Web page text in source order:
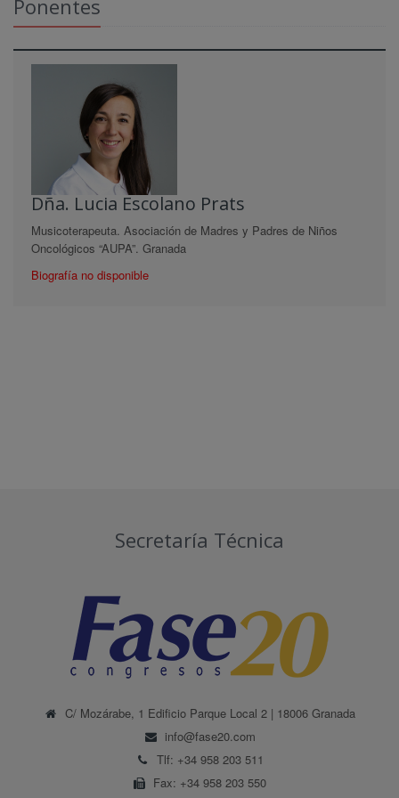
Ponentes
Dña. Lucia Escolano Prats
Musicoterapeuta. Asociación de Madres y Padres de Niños
Oncológicos “AUPA”. Granada
Biografía no disponible
Secretaría Técnica
C/ Mozárabe, 1 Edificio Parque Local 2 | 18006 Granada
info@fase20.com
Tlf: +34 958 203 511
Fax: +34 958 203 550